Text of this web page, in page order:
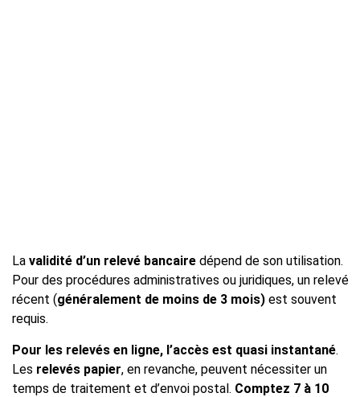
La validité d’un relevé bancaire dépend de son utilisation.
Pour des procédures administratives ou juridiques, un relevé
récent (généralement de moins de 3 mois) est souvent
requis.
Pour les relevés en ligne, l’accès est quasi instantané.
Les relevés papier, en revanche, peuvent nécessiter un
temps de traitement et d’envoi postal. Comptez 7 à 10